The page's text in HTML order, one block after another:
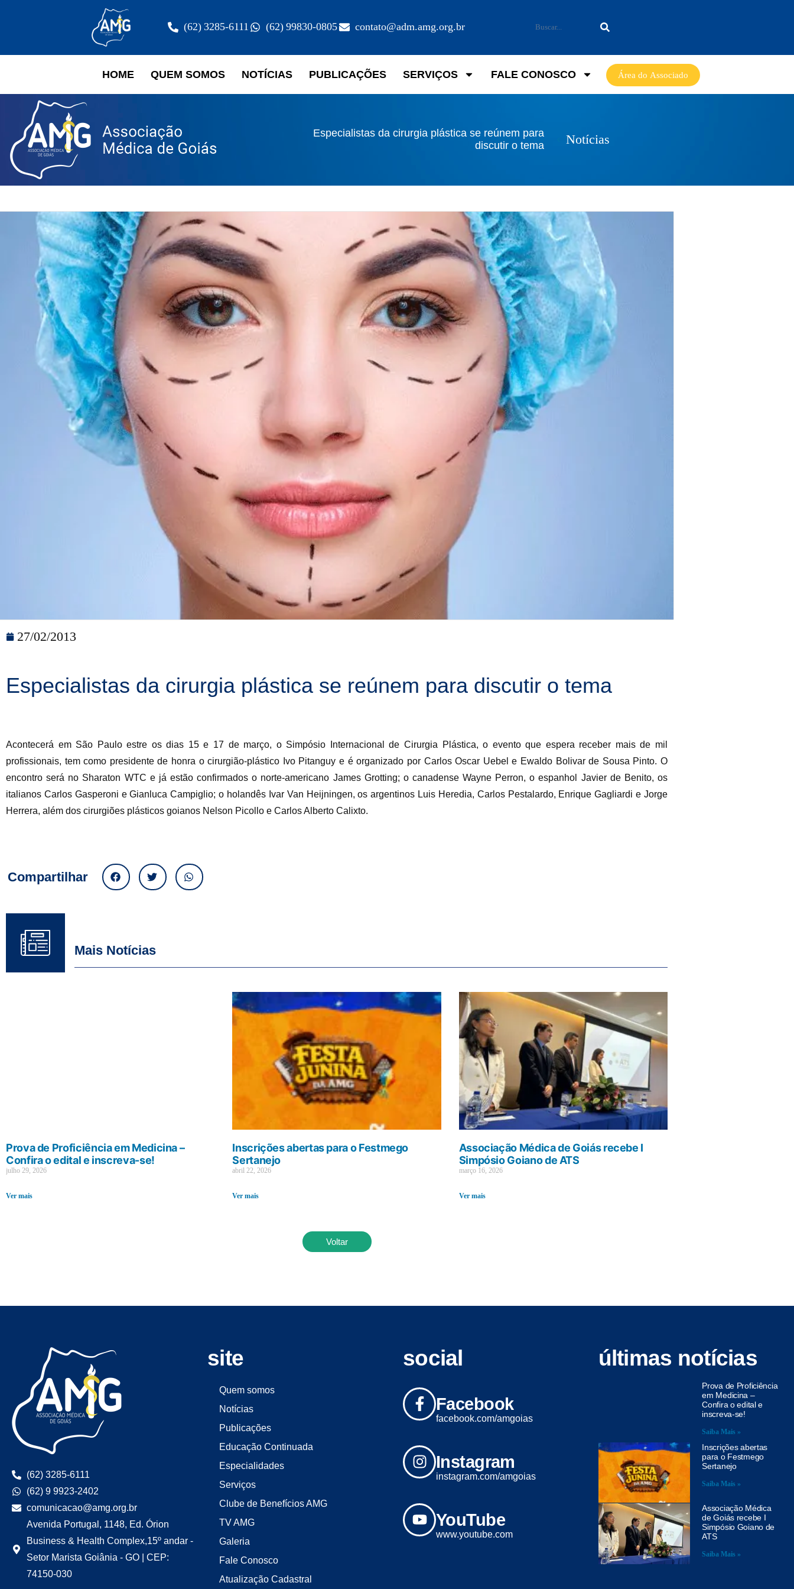
(62) 3285-6111 (62) 99830-0805 contato@adm.amg.org.br
HOME QUEM SOMOS NOTÍCIAS PUBLICAÇÕES SERVIÇOS FALE CONOSCO Área do Associado
Especialistas da cirurgia plástica se reúnem para
discutir o tema
Notícias
27/02/2013
Especialistas da cirurgia plástica se reúnem para discutir o tema
Acontecerá em São Paulo estre os dias 15 e 17 de março, o Simpósio Internacional de Cirurgia Plástica, o evento que espera receber mais de mil
profissionais, tem como presidente de honra o cirurgião-plástico Ivo Pitanguy e é organizado por Carlos Oscar Uebel e Ewaldo Bolivar de Sousa Pinto. O
encontro será no Sharaton WTC e já estão confirmados o norte-americano James Grotting; o canadense Wayne Perron, o espanhol Javier de Benito, os
italianos Carlos Gasperoni e Gianluca Campiglio; o holandês Ivar Van Heijningen, os argentinos Luis Heredia, Carlos Pestalardo, Enrique Gagliardi e Jorge
Herrera, além dos cirurgiões plásticos goianos Nelson Picollo e Carlos Alberto Calixto.
Compartilhar
Mais Notícias
Prova de Proficiência em Medicina –
Confira o edital e inscreva-se!
julho 29, 2026
Ver mais
Inscrições abertas para o Festmego
Sertanejo
abril 22, 2026
Ver mais
Associação Médica de Goiás recebe I
Simpósio Goiano de ATS
março 16, 2026
Ver mais
Voltar
(62) 3285-6111
(62) 9 9923-2402
comunicacao@amg.org.br
Avenida Portugal, 1148, Ed. Órion
Business & Health Complex,15º andar -
Setor Marista Goiânia - GO | CEP:
74150-030
site
Quem somos
Notícias
Publicações
Educação Continuada
Especialidades
Serviços
Clube de Benefícios AMG
TV AMG
Galeria
Fale Conosco
Atualização Cadastral
social
Facebook
facebook.com/amgoias
Instagram
instagram.com/amgoias
YouTube
www.youtube.com
últimas notícias
Prova de Proficiência
em Medicina –
Confira o edital e
inscreva-se!
Saiba Mais »
Inscrições abertas
para o Festmego
Sertanejo
Saiba Mais »
Associação Médica
de Goiás recebe I
Simpósio Goiano de
ATS
Saiba Mais »